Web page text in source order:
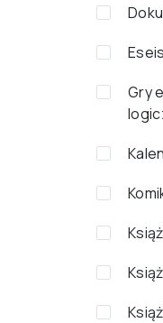
Gry